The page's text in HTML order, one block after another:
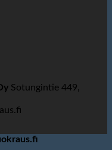
Sotungintie 449,